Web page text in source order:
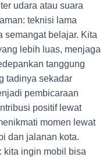
udara atau suara
teknisi lama
semangat belajar. Kita
lebih luas, menjaga
tanggung
tadinya sekadar
pembicaraan
positif lewat
momen lewat
dan jalanan kota.
kita ingin mobil bisa